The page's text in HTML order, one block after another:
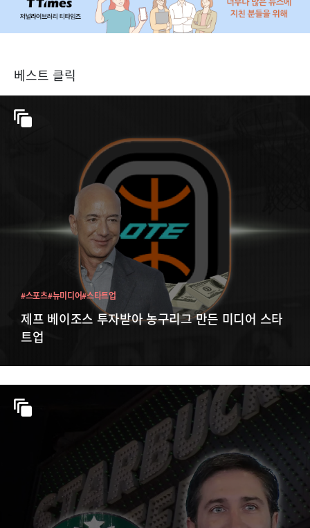
베스트 클릭
제프 베이조스 투자받아 농구리그 만든 미디어 스타
트업
#스포츠#뉴미디어#스타트업